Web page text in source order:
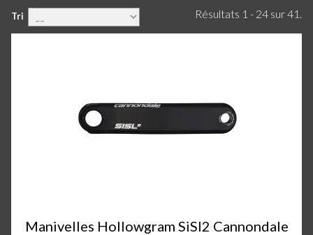
Tri Résultats 1 - 24 sur 41.
Manivelles Hollowgram SiSl2 Cannondale